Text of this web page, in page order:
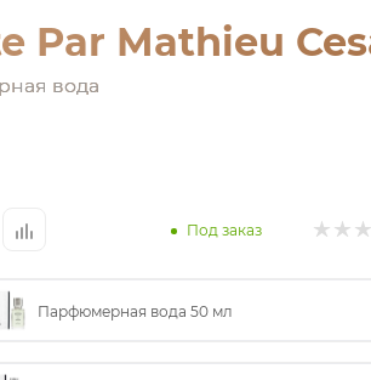
Par Mathieu
вода
Под заказ
Парфюмерная вода 50 мл